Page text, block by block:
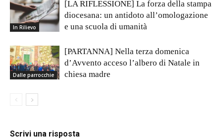
In Rilievo
[LA RIFLESSIONE] La forza della stampa
diocesana: un antidoto all’omologazione
e una scuola di umanità
Dalle parrocchie
[PARTANNA] Nella terza domenica
d’Avvento acceso l’albero di Natale in
chiesa madre
Scrivi una risposta